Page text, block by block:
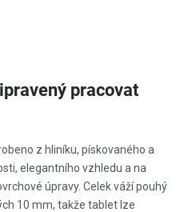
pracovat
z hliníku, pískovaného a
elegantního vzhledu a na
úpravy. Celek váží pouhý
10 mm, takže tablet lze